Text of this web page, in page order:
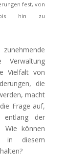
fest, von
bis hin zu
Verwaltung
Vielfalt von
die
macht
Frage auf,
der
Wie können
in diesem